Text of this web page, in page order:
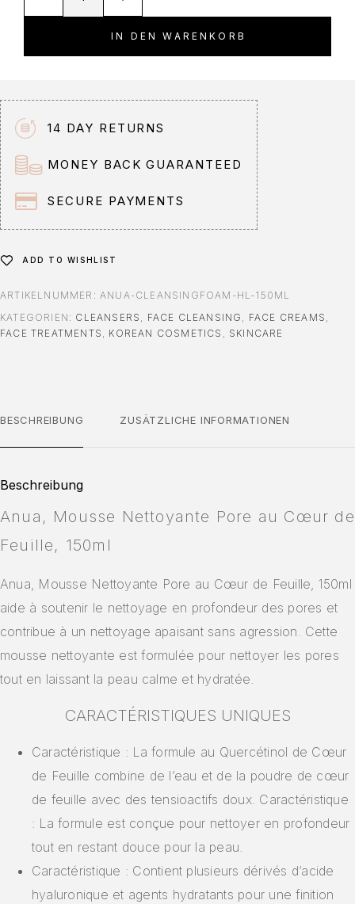
IN DEN WARENKORB
a
t
i
v
e
:
14 DAY RETURNS
MONEY BACK GUARANTEED
SECURE PAYMENTS
ADD TO WISHLIST
ARTIKELNUMMER: ANUA-CLEANSINGFOAM-HL-150ML
KATEGORIEN: CLEANSERS , FACE CLEANSING , FACE CREAMS ,
FACE TREATMENTS , KOREAN COSMETICS , SKINCARE
BESCHREIBUNG ZUSÄTZLICHE INFORMATIONEN
Beschreibung
Anua, Mousse Nettoyante Pore au Cœur de
Feuille, 150ml
Anua, Mousse Nettoyante Pore au Cœur de Feuille, 150ml
aide à soutenir le nettoyage en profondeur des pores et
contribue à un nettoyage apaisant sans agression. Cette
mousse nettoyante est formulée pour nettoyer les pores
tout en laissant la peau calme et hydratée.
CARACTÉRISTIQUES UNIQUES
Caractéristique : La formule au Quercétinol de Cœur
de Feuille combine de l’eau et de la poudre de cœur
de feuille avec des tensioactifs doux. Caractéristique
: La formule est conçue pour nettoyer en profondeur
tout en restant douce pour la peau.
Caractéristique : Contient plusieurs dérivés d’acide
hyaluronique et agents hydratants pour une finition